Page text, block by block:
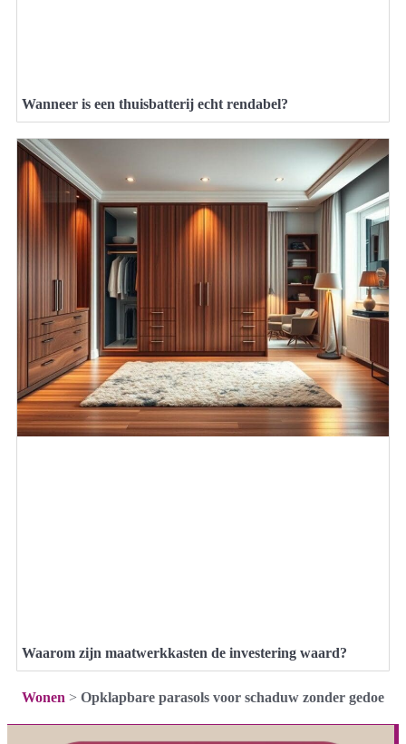
Wanneer is een thuisbatterij echt rendabel?
Waarom zijn maatwerkkasten de investering waard?
Wonen > Opklapbare parasols voor schaduw zonder gedoe